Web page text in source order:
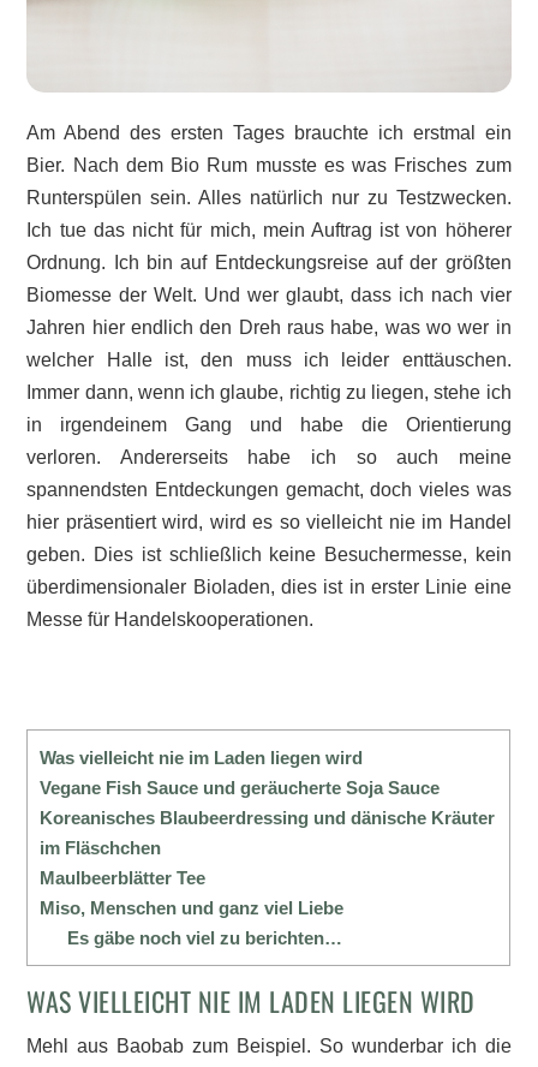
Am Abend des ersten Tages brauchte ich erstmal ein
Bier. Nach dem Bio Rum musste es was Frisches zum
Runterspülen sein. Alles natürlich nur zu Testzwecken.
Ich tue das nicht für mich, mein Auftrag ist von höherer
Ordnung. Ich bin auf Entdeckungsreise auf der größten
Biomesse der Welt. Und wer glaubt, dass ich nach vier
Jahren hier endlich den Dreh raus habe, was wo wer in
welcher Halle ist, den muss ich leider enttäuschen.
Immer dann, wenn ich glaube, richtig zu liegen, stehe ich
in irgendeinem Gang und habe die Orientierung
verloren. Andererseits habe ich so auch meine
spannendsten Entdeckungen gemacht, doch vieles was
hier präsentiert wird, wird es so vielleicht nie im Handel
geben. Dies ist schließlich keine Besuchermesse, kein
überdimensionaler Bioladen, dies ist in erster Linie eine
Messe für Handelskooperationen.
Was vielleicht nie im Laden liegen wird
Vegane Fish Sauce und geräucherte Soja Sauce
Koreanisches Blaubeerdressing und dänische Kräuter
im Fläschchen
Maulbeerblätter Tee
Miso, Menschen und ganz viel Liebe
Es gäbe noch viel zu berichten…
WAS VIELLEICHT NIE IM LADEN LIEGEN WIRD
Mehl aus Baobab zum Beispiel. So wunderbar ich die